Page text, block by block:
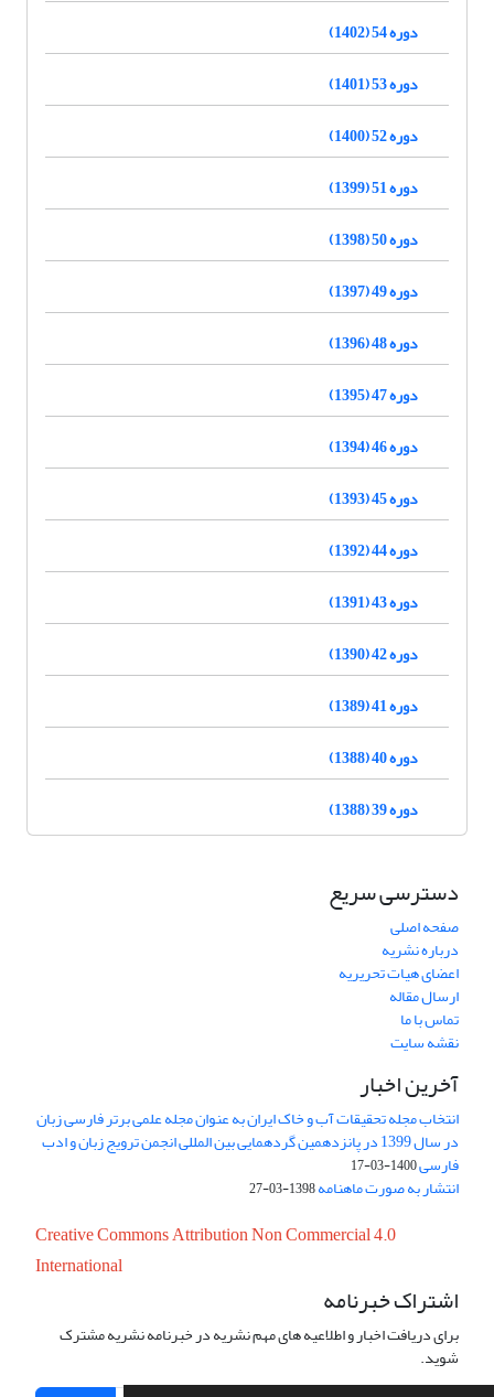
دوره 54 (1402)
دوره 53 (1401)
دوره 52 (1400)
دوره 51 (1399)
دوره 50 (1398)
دوره 49 (1397)
دوره 48 (1396)
دوره 47 (1395)
دوره 46 (1394)
دوره 45 (1393)
دوره 44 (1392)
دوره 43 (1391)
دوره 42 (1390)
دوره 41 (1389)
دوره 40 (1388)
دوره 39 (1388)
دسترسی سریع
صفحه اصلی
درباره نشریه
اعضای هیات تحریریه
ارسال مقاله
تماس با ما
نقشه سایت
آخرین اخبار
انتخاب مجله تحقیقات آب و خاک ایران به عنوان مجله علمی برتر فارسی زبان
در سال 1399 در پانزدهمین گردهمایی بین المللی انجمن ترویج زبان و ادب
فارسی1400-03-17
انتشار به صورت ماهنامه1398-03-27
Creative Commons Attribution Non Commercial 4.0
International
اشتراک خبرنامه
برای دریافت اخبار و اطلاعیه های مهم نشریه در خبرنامه نشریه مشترک
شوید.